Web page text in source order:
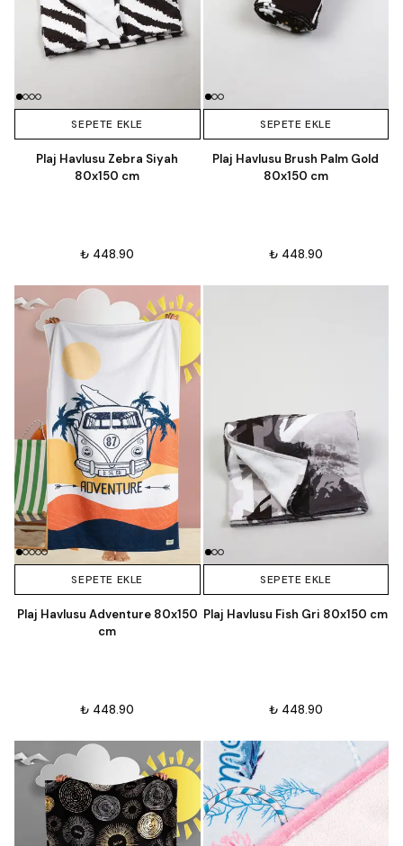
SEPETE EKLE
Plaj Havlusu Zebra Siyah
80x150 cm
₺ 448.90
SEPETE EKLE
Plaj Havlusu Brush Palm Gold
80x150 cm
₺ 448.90
SEPETE EKLE
Plaj Havlusu Adventure 80x150
cm
₺ 448.90
SEPETE EKLE
Plaj Havlusu Fish Gri 80x150 cm
₺ 448.90